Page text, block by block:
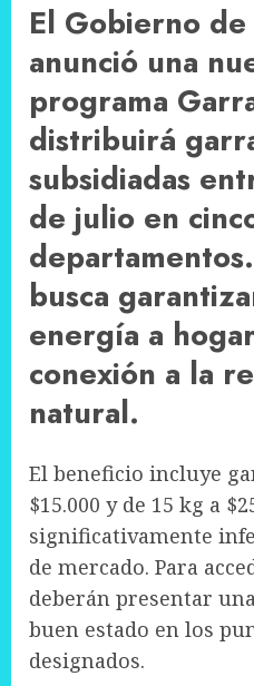
El Gobierno de
anunció una
programa
distribuirá
subsidiadas
de julio en
busca
energía a
conexión a la
natural.
El beneficio incluye
$15.000 y de 15 kg a
significativamente
de mercado. Para
deberán presentar
buen estado en los
designados.